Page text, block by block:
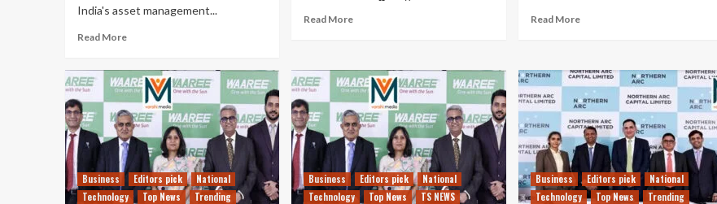
India's asset management...
Read More
Read More Read More
Business Editors pick
National
Technology
Top News Trending
Business Editors pick
National
Technology
Top News TS NEWS
Business Editors pick
National
Technology
Top News Trending